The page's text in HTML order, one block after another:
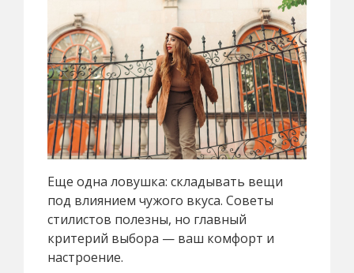
Еще одна ловушка: складывать вещи
под влиянием чужого вкуса. Советы
стилистов полезны, но главный
критерий выбора — ваш комфорт и
настроение.